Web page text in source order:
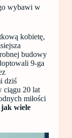
wybawi w
kobietę,
budowy
9-ga
dziś
ciągu 20 lat
miłości
jak wiele